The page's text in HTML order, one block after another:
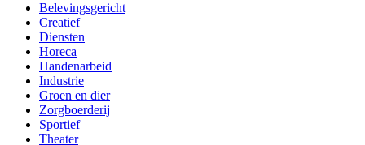
Belevingsgericht
Creatief
Diensten
Horeca
Handenarbeid
Industrie
Groen en dier
Zorgboerderij
Sportief
Theater